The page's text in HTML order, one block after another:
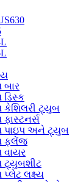
બાર
ડિસ્ક
કેશિલરી ટ્યુબ
ફાસ્ટનર્સ
પાઇપ અને ટ્યુબ
ફ્લેંજ
વાયર
ટ્યુબશીટ
પ્લેટ લક્ષ્ય